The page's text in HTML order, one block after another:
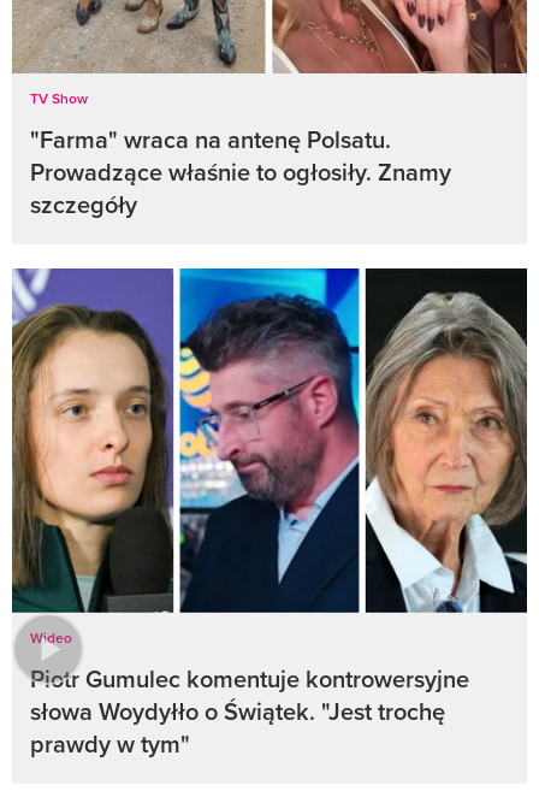
TV Show
"Farma" wraca na antenę Polsatu.
Prowadzące właśnie to ogłosiły. Znamy
szczegóły
Wideo
Piotr Gumulec komentuje kontrowersyjne
słowa Woydyłło o Świątek. "Jest trochę
prawdy w tym"